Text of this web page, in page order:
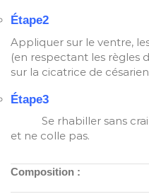
Étape2
Appliquer sur le ventre,
(en respectant les règles
sur la cicatrice de
Étape3
Se rhabiller sans
et ne colle pas.
Composition :